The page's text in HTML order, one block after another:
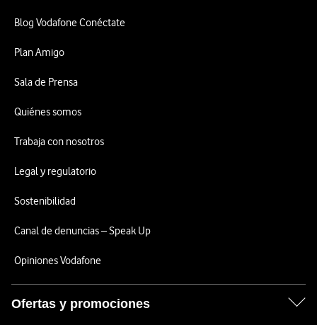
Blog Vodafone Conéctate
Plan Amigo
Sala de Prensa
Quiénes somos
Trabaja con nosotros
Legal y regulatorio
Sostenibilidad
Canal de denuncias – Speak Up
Opiniones Vodafone
Ofertas y promociones